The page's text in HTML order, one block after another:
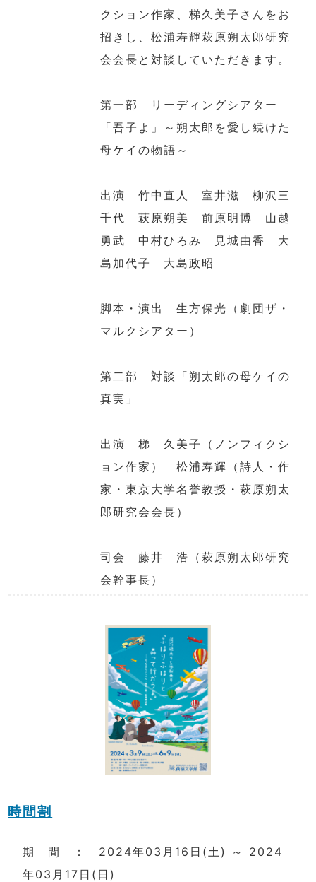
クション作家、梯久美子さんをお
招きし、松浦寿輝萩原朔太郎研究
会会長と対談していただきます。
第一部 リーディングシアター
「吾子よ」～朔太郎を愛し続けた
母ケイの物語～
出演 竹中直人 室井滋 柳沢三
千代 萩原朔美 前原明博 山越
勇武 中村ひろみ 見城由香 大
島加代子 大島政昭
脚本・演出 生方保光（劇団ザ・
マルクシアター）
第二部 対談「朔太郎の母ケイの
真実」
出演 梯 久美子（ノンフィクシ
ョン作家） 松浦寿輝（詩人・作
家・東京大学名誉教授・萩原朔太
郎研究会会長）
司会 藤井 浩（萩原朔太郎研究
会幹事長）
時間割
期 間 ： 2024年03月16日(土) ～ 2024
年03月17日(日)